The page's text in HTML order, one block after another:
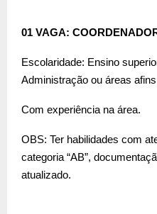
01 VAGA:
Escolaridade: Ensino
Administração ou áreas afins
Com experiência na área.
OBS: Ter habilidades com
categoria “AB”,
atualizado.